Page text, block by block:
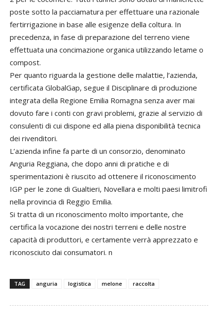
poste sotto la pacciamatura per effettuare una razionale
fertirrigazione in base alle esigenze della coltura. In
precedenza, in fase di preparazione del terreno viene
effettuata una concimazione organica utilizzando letame o
compost.
Per quanto riguarda la gestione delle malattie, l’azienda,
certificata GlobalGap, segue il Disciplinare di produzione
integrata della Regione Emilia Romagna senza aver mai
dovuto fare i conti con gravi problemi, grazie al servizio di
consulenti di cui dispone ed alla piena disponibilità tecnica
dei rivenditori.
L’azienda infine fa parte di un consorzio, denominato
Anguria Reggiana, che dopo anni di pratiche e di
sperimentazioni è riuscito ad ottenere il riconoscimento
IGP per le zone di Gualtieri, Novellara e molti paesi limitrofi
nella provincia di Reggio Emilia.
Si tratta di un riconoscimento molto importante, che
certifica la vocazione dei nostri terreni e delle nostre
capacità di produttori, e certamente verrà apprezzato e
riconosciuto dai consumatori. n
TAG anguria logistica melone raccolta